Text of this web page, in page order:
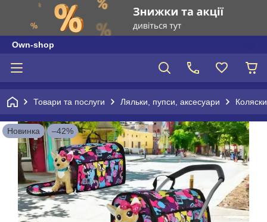
Own-shop
Товари та послуги Ляльки, пупси, аксесуари
Новинка –42%